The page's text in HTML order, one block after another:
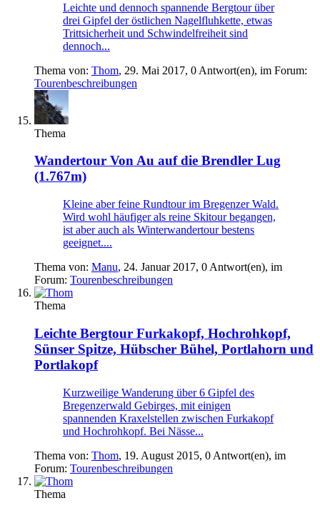
Leichte und dennoch spannende Bergtour über
drei Gipfel der östlichen Nagelfluhkette, etwas
Trittsicherheit und Schwindelfreiheit sind
dennoch...
Thema von: Thom, 29. Mai 2017, 0 Antwort(en), im Forum:
Tourenbeschreibungen
Thema
Wandertour Von Au auf die Brendler Lug
(1.767m)
Kleine aber feine Rundtour im Bregenzer Wald.
Wird wohl häufiger als reine Skitour begangen,
ist aber auch als Winterwandertour bestens
geeignet....
Thema von: Manu, 24. Januar 2017, 0 Antwort(en), im
Forum: Tourenbeschreibungen
Thema
Leichte Bergtour Furkakopf, Hochrohkopf,
Sünser Spitze, Hübscher Bühel, Portlahorn und
Portlakopf
Kurzweilige Wanderung über 6 Gipfel des
Bregenzerwald Gebirges, mit einigen
spannenden Kraxelstellen zwischen Furkakopf
und Hochrohkopf. Bei Nässe...
Thema von: Thom, 19. August 2015, 0 Antwort(en), im
Forum: Tourenbeschreibungen
Thema